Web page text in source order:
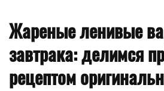
Жареные ленивые
завтрака: делимся
рецептом